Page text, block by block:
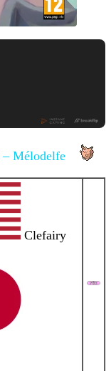
– Mélodelfe
Clefairy